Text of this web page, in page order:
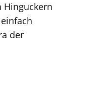
Hinguckern
der